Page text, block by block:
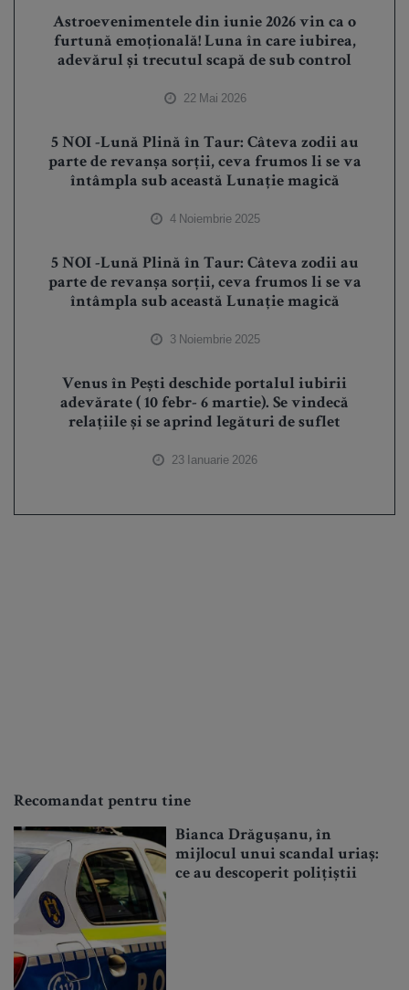
Astroevenimentele din iunie 2026 vin ca o
furtună emoțională! Luna în care iubirea,
adevărul și trecutul scapă de sub control
22 Mai 2026
5 NOI -Lună Plină în Taur: Câteva zodii au
parte de revanșa sorții, ceva frumos li se va
întâmpla sub această Lunație magică
4 Noiembrie 2025
5 NOI -Lună Plină în Taur: Câteva zodii au
parte de revanșa sorții, ceva frumos li se va
întâmpla sub această Lunație magică
3 Noiembrie 2025
Venus în Pești deschide portalul iubirii
adevărate ( 10 febr- 6 martie). Se vindecă
relațiile și se aprind legături de suflet
23 Ianuarie 2026
Recomandat pentru tine
Bianca Drăgușanu, în
mijlocul unui scandal uriaș:
ce au descoperit polițiștii